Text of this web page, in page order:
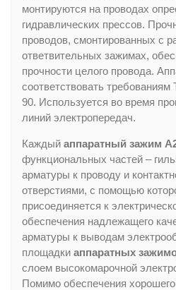
монтируются на проводах
гидравлических прессов.
проводов, смонтированных с
ответвительных зажимах,
прочности целого провода.
соответствовать требованиям
90. Используется во время
линий электропередач.
Каждый аппаратный зажим
функциональных частей –
арматуры к проводу и
отверстиями, с помощью
присоединяется к
обеспечения надлежащего
арматуры к выводам
площадки аппаратных
слоем высокомарочной
Помимо обеспечения хорошего